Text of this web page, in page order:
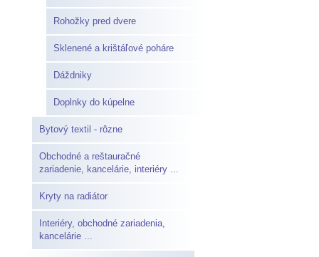
Rohožky pred dvere
Sklenené a krištáľové poháre
Dáždniky
Doplnky do kúpelne
Bytový textil - rôzne
Obchodné a reštauračné
zariadenie, kancelárie, interiéry ...
Kryty na radiátor
Interiéry, obchodné zariadenia,
kancelárie ...